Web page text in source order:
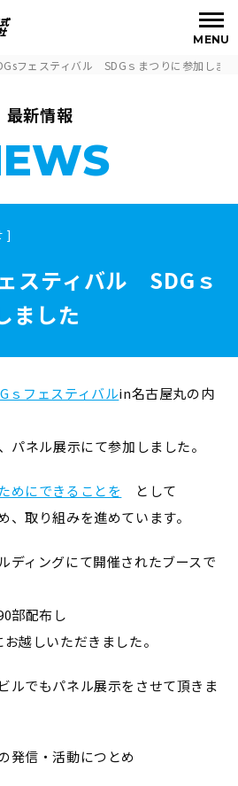
MENU
フェスティバル SDGｓまつりに参加しま
最新情報
]
スティバル SDGｓ
ました
ｓフェスティバルin名古屋丸の内
パネル展示にて参加しました。
めにできることを
として
、取り組みを進めています。
ディングにて開催されたブースで
部配布し
越しいただきました。
ルでもパネル展示をさせて頂きま
発信・活動につとめ